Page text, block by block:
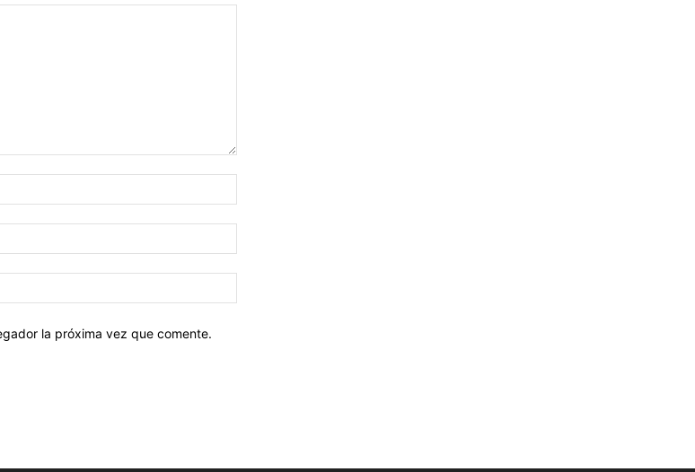
la próxima vez que comente.